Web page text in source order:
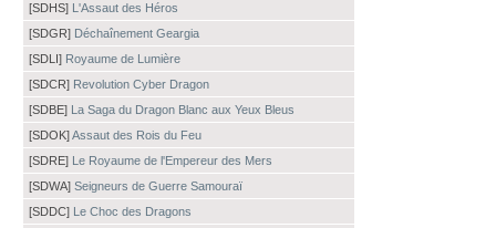
[SDHS] L'Assaut des Héros
[SDGR] Déchaînement Geargia
[SDLI] Royaume de Lumière
[SDCR] Revolution Cyber Dragon
[SDBE] La Saga du Dragon Blanc aux Yeux Bleus
[SDOK]Assaut des Rois du Feu
[SDRE] Le Royaume de l'Empereur des Mers
[SDWA] Seigneurs de Guerre Samouraï
[SDDC] Le Choc des Dragons